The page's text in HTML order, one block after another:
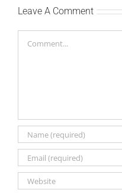
Leave A Comment